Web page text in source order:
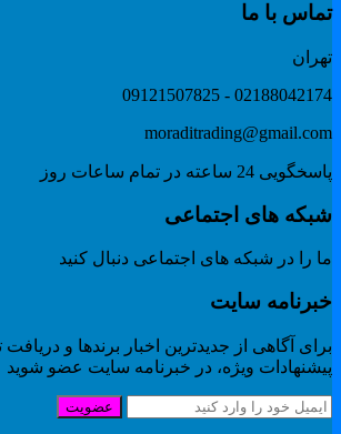
با ما
02188042174 -
24 ساعته در تمام ساعات روز
های اجتماعی
را در شبکه های اجتماعی دنبال کنید
سایت
آگاهی از جدیدترین اخبار برندها و دریافت
ویژه، در خبرنامه سایت عضو شوید
عضویت